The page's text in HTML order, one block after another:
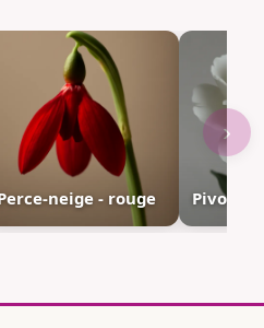
neige - rouge Pivoine -
›